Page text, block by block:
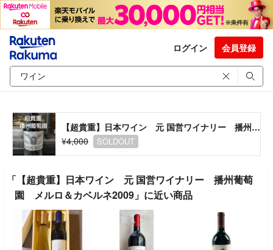
ログイン 会員登録
【超貴重】日本ワイン 元 国営ワイナリー 播州葡萄園 メルロ＆カベルネ2009
¥4,000
SOLDOUT
「【超貴重】日本ワイン 元 国営ワイナリー 播州葡萄
園 メルロ＆カベルネ2009」に近い商品